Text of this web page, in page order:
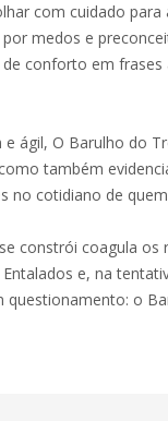
com cuidado para
medos e
conforto em
ágil, O Barulho do
também
no cotidiano de
constrói coagula os
e, na
questionamento: o